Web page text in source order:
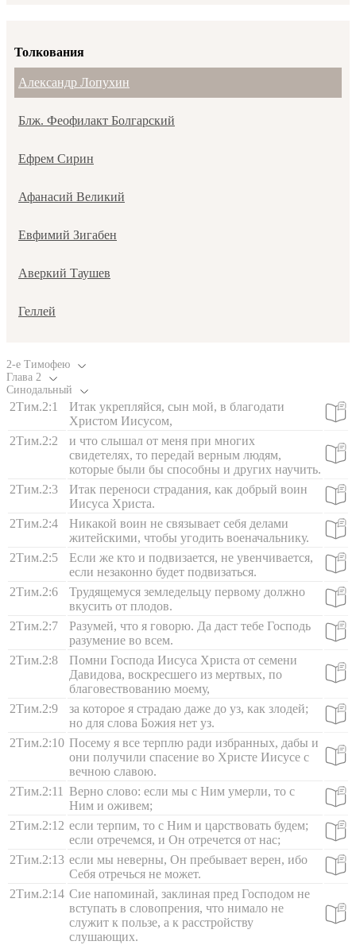
Толкования
Александр Лопухин
Блж. Феофилакт Болгарский
Ефрем Сирин
Афанасий Великий
Евфимий Зигабен
Аверкий Таушев
Геллей
2-е Тимофею
Глава 2
Синодальный
2Тим.2:1
Итак укрепляйся, сын мой, в благодати
Христом Иисусом,
2Тим.2:2
и что слышал от меня при многих
свидетелях, то передай верным людям,
которые были бы способны и других научить.
2Тим.2:3
Итак переноси страдания, как добрый воин
Иисуса Христа.
2Тим.2:4
Никакой воин не связывает себя делами
житейскими, чтобы угодить военачальнику.
2Тим.2:5
Если же кто и подвизается, не увенчивается,
если незаконно будет подвизаться.
2Тим.2:6
Трудящемуся земледельцу первому должно
вкусить от плодов.
2Тим.2:7
Разумей, что я говорю. Да даст тебе Господь
разумение во всем.
2Тим.2:8
Помни Господа Иисуса Христа от семени
Давидова, воскресшего из мертвых, по
благовествованию моему,
2Тим.2:9
за которое я страдаю даже до уз, как злодей;
но для слова Божия нет уз.
2Тим.2:10 Посему я все терплю ради избранных, дабы и
они получили спасение во Христе Иисусе с
вечною славою.
2Тим.2:11 Верно слово: если мы с Ним умерли, то с
Ним и оживем;
2Тим.2:12 если терпим, то с Ним и царствовать будем;
если отречемся, и Он отречется от нас;
2Тим.2:13 если мы неверны, Он пребывает верен, ибо
Себя отречься не может.
2Тим.2:14 Сие напоминай, заклиная пред Господом не
вступать в словопрения, что нимало не
служит к пользе, а к расстройству
слушающих.